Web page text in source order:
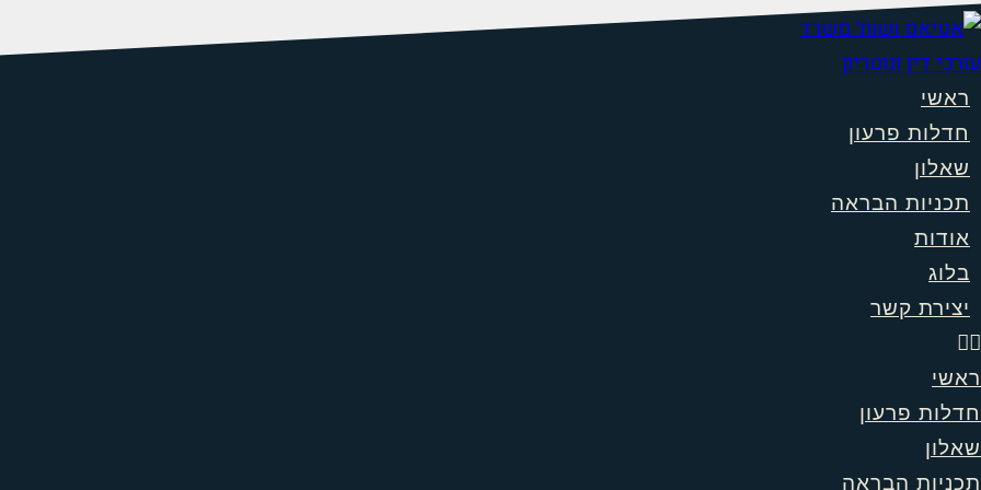
דלג
לתוכן
ראשי
חדלות פרעון
שאלון
תכניות הבראה
אודות
בלוג
יצירת קשר
ראשי
חדלות פרעון
שאלון
תכניות הבראה